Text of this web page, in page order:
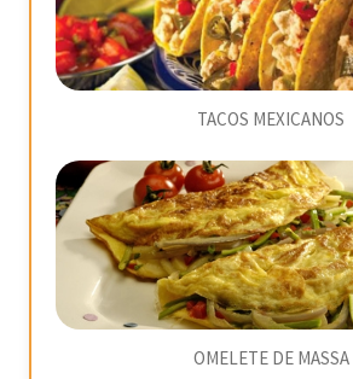
TACOS MEXICANOS
OMELETE DE MASSA